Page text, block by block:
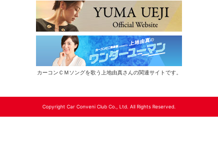
カーコンＣＭソングを歌う上地由真さんの関連サイトです。
Copyright Car Conveni Club Co., Ltd. All Rights Reserved.